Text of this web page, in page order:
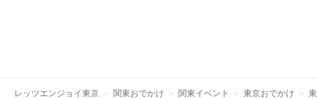
レッツエンジョイ東京 関東おでかけ 関東イベント 東京おでかけ